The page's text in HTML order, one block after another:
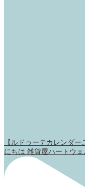
【ルドゥーテカレンダ
にちは 雑貨屋ハートウェ